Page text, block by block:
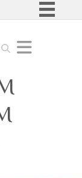
BR
Search